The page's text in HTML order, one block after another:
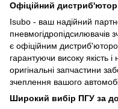
Офіційний
Isubo - ваш надійний
є офіційним
гарантуючи високу якість і
оригінальні запчастини
зчеплення вашого
Широкий вибір ПГУ за